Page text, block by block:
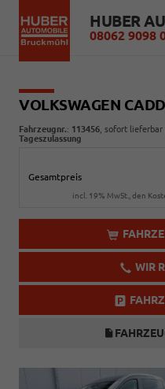
08062 9098
VOLKSWAGEN
Fahrzeugnr.: 113456 sofort lieferbar
Tageszulassung
Gesamtpreis
incl. 19% MwSt., den
WIR